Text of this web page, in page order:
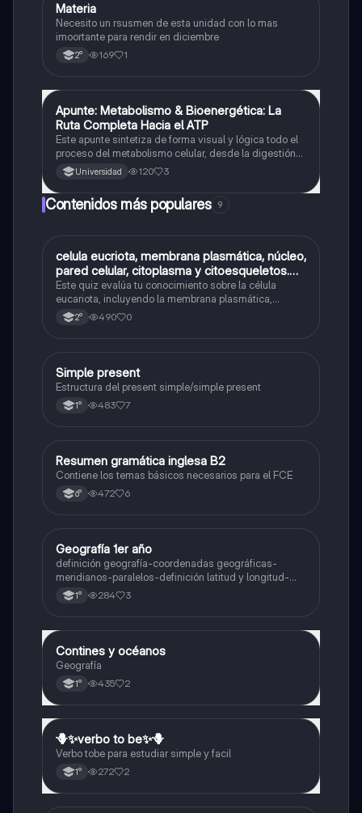
Física
Materia
Necesito un rsusmen de esta unidad con lo mas
imoortante para rendir en diciembre
2° 169 1
Química
Apunte: Metabolismo & Bioenergética: La
Ruta Completa Hacia el ATP
Este apunte sintetiza de forma visual y lógica todo el
proceso del metabolismo celular, desde la digestión
de nutrientes hasta la producción de ATP. Perfecto
para estudiantes que quieren entender cómo se
transforma la energía en el cuerpo humano
Universidad 120 3
Contenidos más populares 9
CBiología
celula eucriota, membrana plasmática, núcleo,
pared celular, citoplasma y citoesqueletos.
nombre se las partes de la celula eucariota
Este quiz evalúa tu conocimiento sobre la célula
eucariota, incluyendo la membrana plasmática,
núcleo, pared celular, citoplasma y citoesqueleto.
2° 490 0
Inglés
Simple present
Estructura del present simple/simple present
1° 483 7
Inglés
Resumen gramática inglesa B2
Contiene los temas básicos necesarios para el FCE
6° 472 6
Geografía
Geografía 1er año
definición geografía-coordenadas geográficas-
meridianos-paralelos-definición latitud y longitud-
elementos del mapa-definición mapa-localización
relativa y absoluta
1° 284 3
Geografía
Contines y océanos
Geografía
1° 435 2
Inglés
🪻✨️verbo to be✨️🪻
Verbo tobe para estudiar simple y facil
1° 272 2